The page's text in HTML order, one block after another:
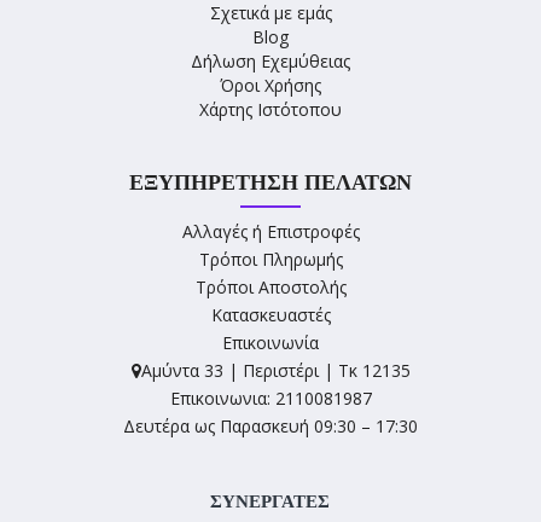
Σχετικά με εμάς
Blog
Δήλωση Εχεμύθειας
Όροι Χρήσης
Χάρτης Ιστότοπου
ΕΞΥΠΗΡΈΤΗΣΗ ΠΕΛΑΤΏΝ
Αλλαγές ή Επιστροφές
Τρόποι Πληρωμής
Τρόποι Αποστολής
Κατασκευαστές
Επικοινωνία
Αμύντα 33 | Περιστέρι | Τκ 12135
Επικοινωνια: 2110081987
Δευτέρα ως Παρασκευή 09:30 – 17:30
ΣΥΝΕΡΓΑΤΕΣ